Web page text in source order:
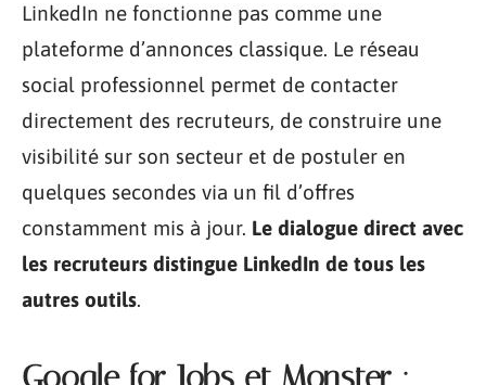
LinkedIn ne fonctionne pas comme une
plateforme d’annonces classique. Le réseau
social professionnel permet de contacter
directement des recruteurs, de construire une
visibilité sur son secteur et de postuler en
quelques secondes via un fil d’offres
constamment mis à jour. Le dialogue direct avec
les recruteurs distingue LinkedIn de tous les
autres outils.